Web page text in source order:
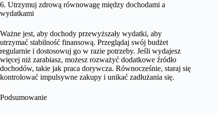
6. Utrzymuj zdrową równowagę między dochodami a
wydatkami
Ważne jest, aby dochody przewyższały wydatki, aby
utrzymać stabilność finansową. Przeglądaj swój budżet
regularnie i dostosowuj go w razie potrzeby. Jeśli wydajesz
więcej niż zarabiasz, możesz rozważyć dodatkowe źródło
dochodów, takie jak praca dorywcza. Równocześnie, staraj się
kontrolować impulsywne zakupy i unikać zadłużania się.
Podsumowanie